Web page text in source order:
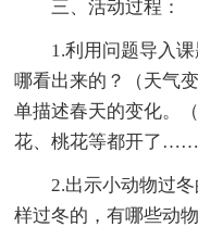
三、活动过程：
1.利用问题导入
哪看出来的？（天气
单描述春天的变化。
花、桃花等都开了……
2.出示小动物过
样过冬的，有哪些动